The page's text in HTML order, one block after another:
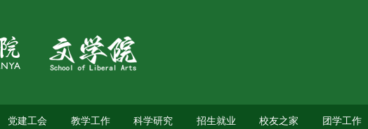
党建工会 教学工作 科学研究 招生就业 校友之家 团学工作